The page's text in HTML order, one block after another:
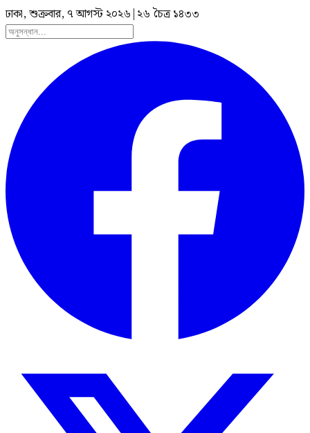
ঢাকা, শুক্রবার, ৭ আগস্ট ২০২৬ | ২৬ চৈত্র ১৪৩৩